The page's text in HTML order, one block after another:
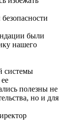
были
нашего
системы
полезны не
но и для